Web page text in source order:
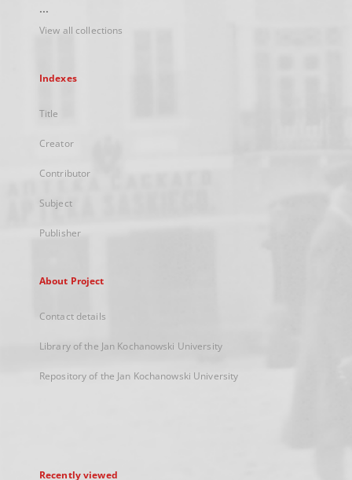
...
View all collections
Indexes
Title
Creator
Contributor
Subject
Publisher
About Project
Contact details
Library of the Jan Kochanowski University
Repository of the Jan Kochanowski University
Recently viewed